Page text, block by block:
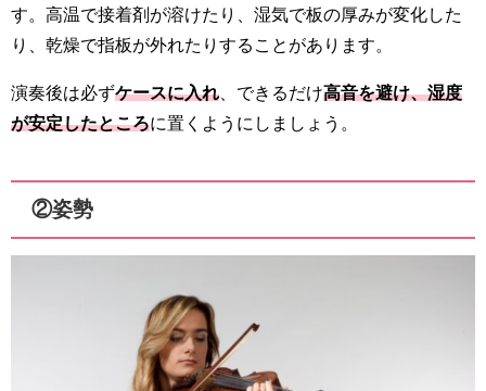
す。高温で接着剤が溶けたり、湿気で板の厚みが変化した
り、乾燥で指板が外れたりすることがあります。
演奏後は必ずケースに入れ 、できるだけ高音を避け、湿度
が安定したところに置くようにしましょう。
②姿勢